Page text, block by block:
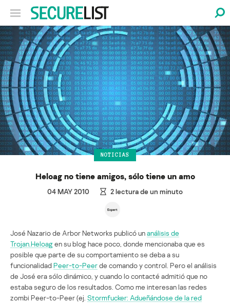
NOTICIAS
Heloag no tiene amigos, sólo tiene un amo
04 MAY 2010 2lectura de un minuto
José Nazario de Arbor Networks publicó unanálisis de
Trojan.Heloagen su blog hace poco, donde mencionaba que es
posible que parte de su comportamiento se deba a su
funcionalidadPeer-to-Peerde comando y control. Pero el análisis
de José era sólo dinámico, y cuando lo contacté admitió que no
estaba seguro de los resultados. Como me interesan las redes
zombi Peer-to-Peer (ej. Stormfucker: Adueñándose de la red